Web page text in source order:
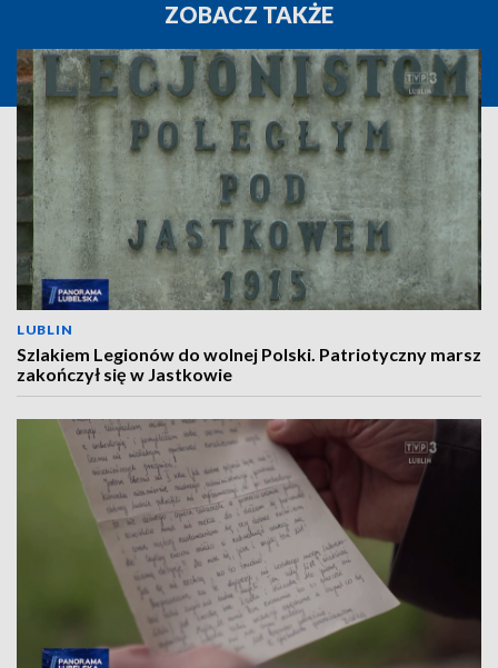
ZOBACZ TAKŻE
LUBLIN
Szlakiem Legionów do wolnej Polski. Patriotyczny marsz
zakończył się w Jastkowie